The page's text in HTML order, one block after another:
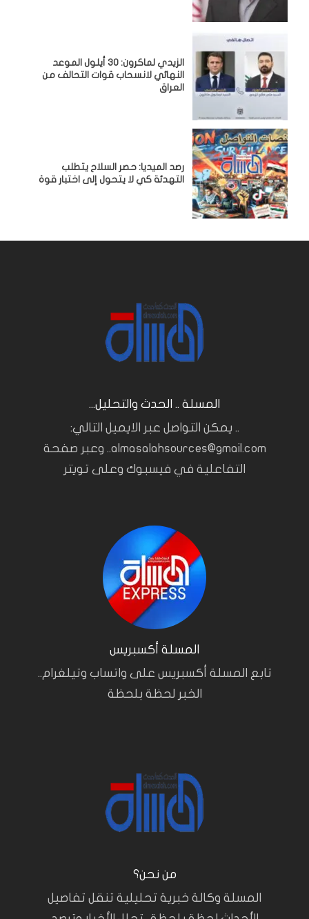
الزيدي لماكرون: 30 أيلول الموعد
النهائي لانسحاب قوات التحالف من
العراق
رصد الميديا: حصر السلاح يتطلب
التهدئة كي لا يتحول إلى اختبار قوة
المسلة .. الحدث والتحليل...
.. يمكن التواصل عبر الايميل التالي:
almasalahsources@gmail.com.. وعبر صفحة
التفاعلية في فيسبوك وعلى تويتر
المسلة أكسبريس
تابع المسلة أكسبريس على واتساب وتيلغرام..
الخبر لحظة بلحظة
من نحن؟
المسلة وكالة خبرية تحليلية تنقل تفاصيل